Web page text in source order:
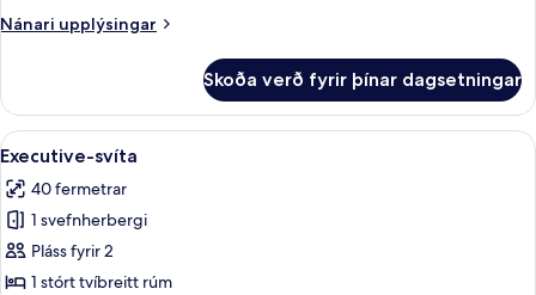
Nánari upplýsingar
Nánari
herbergi
fyrir
tvo
Skoða verð fyrir þínar dagsetningar
Skoða
allar
myndir
fyrir
Executive-
svíta
Executive-svíta | Míníbar, skrifborð,
4
Executive-svíta
40 fermetrar
1 svefnherbergi
Pláss fyrir 2
1 stórt tvíbreitt rúm